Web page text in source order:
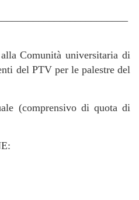
Comunità universitaria di
del PTV per le palestre del
(comprensivo di quota di